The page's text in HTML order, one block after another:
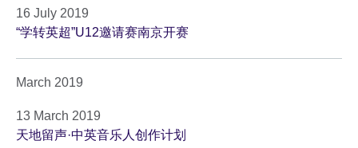
16 July 2019
“学转英超”U12邀请赛南京开赛
March 2019
13 March 2019
天地留声·中英音乐人创作计划